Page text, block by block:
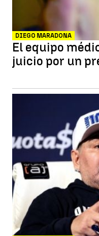
DIEGO MARADONA
El equipo
juicio por un